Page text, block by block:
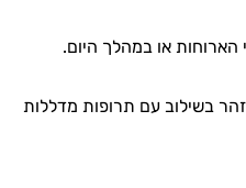
בשילוב עם תרופות מדללות